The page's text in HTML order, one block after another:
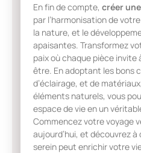
En fin de compte, créer
par l’harmonisation de
la nature, et le
apaisantes. Transformez
paix où chaque pièce invite
être. En adoptant les bons
d’éclairage, et de
éléments naturels, vous
espace de vie en un
Commencez votre voyage
aujourd’hui, et découvrez
serein peut enrichir votre